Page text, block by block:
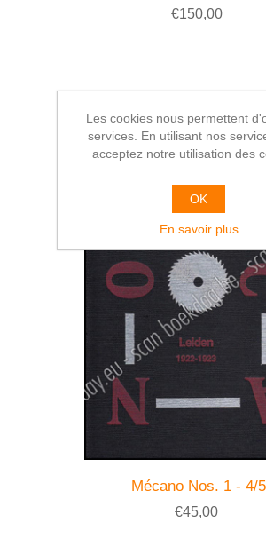
€150,00
Mécano Nos. 1 - 4/5
€45,00
Les cookies nous permettent
services. En utilisant nos
acceptez notre utilisation des
OK
En savoir plus